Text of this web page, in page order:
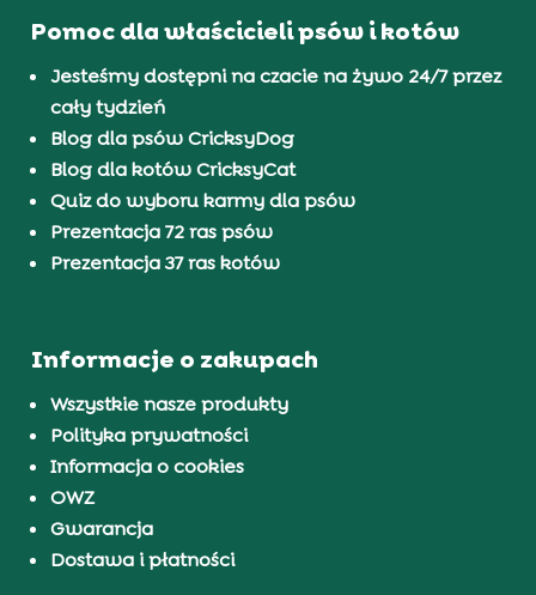
Pomoc dla właścicieli psów i kotów
Jesteśmy dostępni na czacie na żywo 24/7 przez
cały tydzień
Blog dla psów CricksyDog
Blog dla kotów CricksyCat
Quiz do wyboru karmy dla psów
Prezentacja 72 ras psów
Prezentacja 37 ras kotów
Informacje o zakupach
Wszystkie nasze produkty
Polityka prywatności
Informacja o cookies
OWZ
Gwarancja
Dostawa i płatności